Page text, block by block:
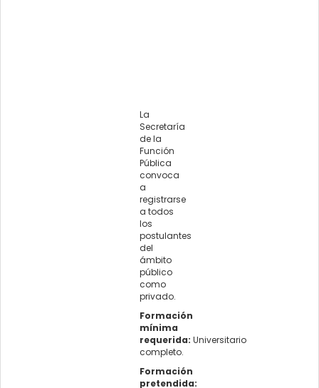
La
Secretaría
de la
Función
Pública
convoca
a
registrarse
a todos
los
postulantes
del
ámbito
público
como
privado.
Formación
mínima
requerida: Universitario
completo.
Formación
pretendida: